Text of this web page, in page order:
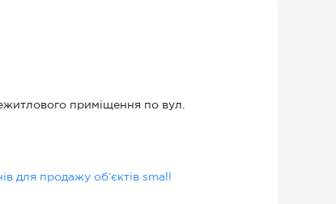
приміщення по вул.
для продажу об’єктів small